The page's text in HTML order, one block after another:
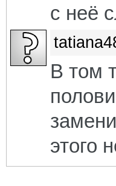
с неё
В том
этого